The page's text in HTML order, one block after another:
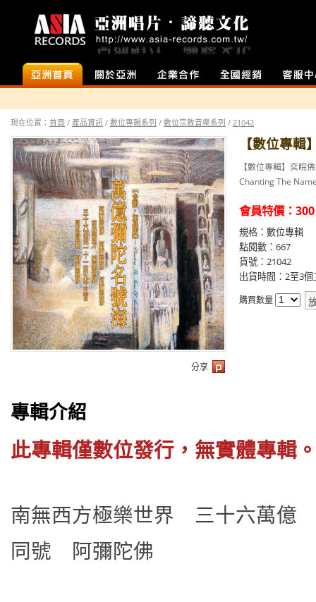
現在位置： 首頁 / 產品資訊 / 數位專輯系列 / 數位宗教音樂系列 / 21042
分享
【數位專
【數位專輯】奕睆
Chanting The
會員特價： 300
規格：數位專輯
點閱數：667
貨號：21042
出貨時間：2至3
購買數量
專輯介紹
此專輯僅數位發行，無實體專輯
南無西方極樂世界 三十六萬
同號 阿彌陀佛